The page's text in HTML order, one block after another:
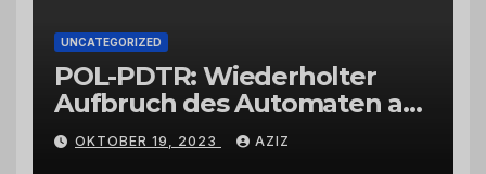
UNCATEGORIZED
POL-PDTR: Wiederholter
Aufbruch des Automaten am
Wohnmobilstellplatz in
Hermeskeil am Labachweg
OKTOBER 19, 2023 AZIZ